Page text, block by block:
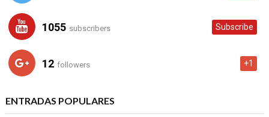
1055 subscribers Subscribe
12 followers +1
ENTRADAS POPULARES